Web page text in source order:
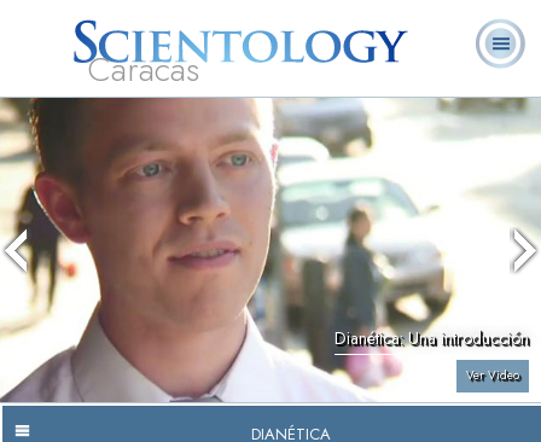
Caracas
L. Ronald
Hubbard
Ministros
Voluntarios
Preguntas
Frecuentes
Libros
Dianética: Una introducción
Ver Video
DIANÉTICA